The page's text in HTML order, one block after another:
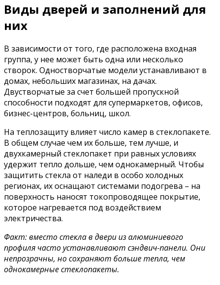
Виды дверей и заполнений для
них
В зависимости от того, где расположена входная
группа, у нее может быть одна или несколько
створок. Одностворчатые модели устанавливают в
домах, небольших магазинах, на дачах.
Двустворчатые за счет большей пропускной
способности подходят для супермаркетов, офисов,
бизнес-центров, больниц, школ.
На теплозащиту влияет число камер в стеклопакете.
В общем случае чем их больше, тем лучше, и
двухкамерный стеклопакет при равных условиях
удержит тепло дольше, чем однокамерный. Чтобы
защитить стекла от наледи в особо холодных
регионах, их оснащают системами подогрева – на
поверхность наносят токопроводящее покрытие,
которое нагревается под воздействием
электричества.
Факт: вместо стекла в двери из алюминиевого
профиля часто устанавливают сэндвич-панели. Они
непрозрачны, но сохраняют больше тепла, чем
однокамерные стеклопакеты.